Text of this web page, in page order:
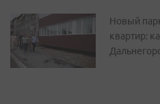
Новый
квартир: